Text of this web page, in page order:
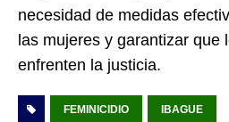
necesidad de medidas
las mujeres y garantizar que
enfrenten la justicia.
FEMINICIDIO IBAGUE